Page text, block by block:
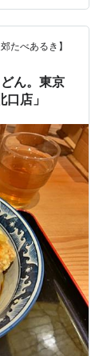
安心(笑)と、
ですよっ
リーブグリ
のカメラ
たべあるき】
ん。東京
店」